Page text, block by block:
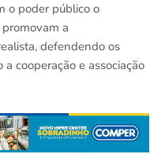
o poder público o
a
defendendo os
cooperação e associação